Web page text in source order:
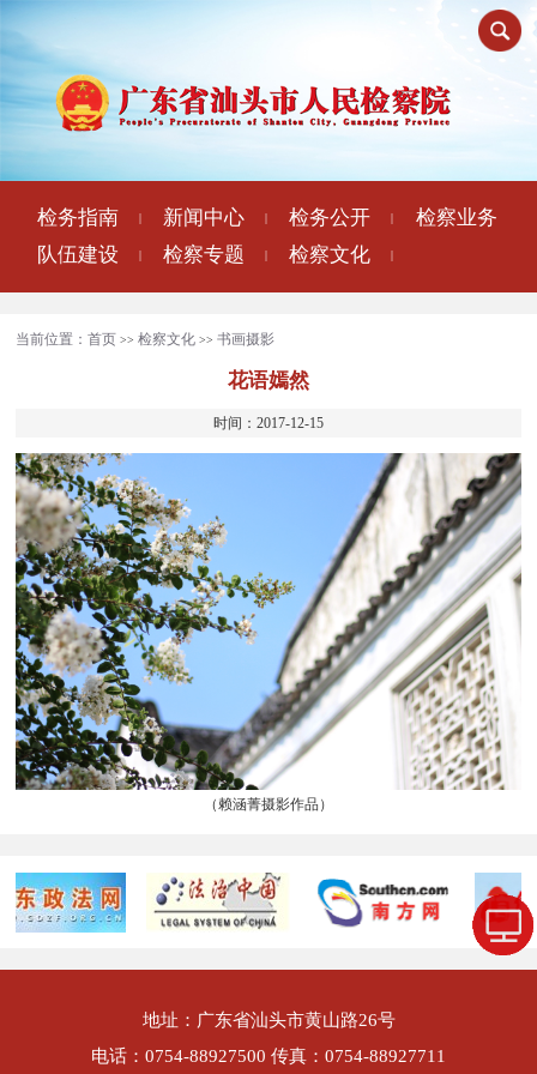
检务指南 新闻中心 检务公开
检察业务
队伍建设
检察专题 检察文化
当前位置：首页 >>检察文化 >>书画摄影
花语嫣然
时间：2017-12-15
（赖涵菁摄影作品）
地址：广东省汕头市黄山路26号
电话：0754-88927500 传真：0754-88927711